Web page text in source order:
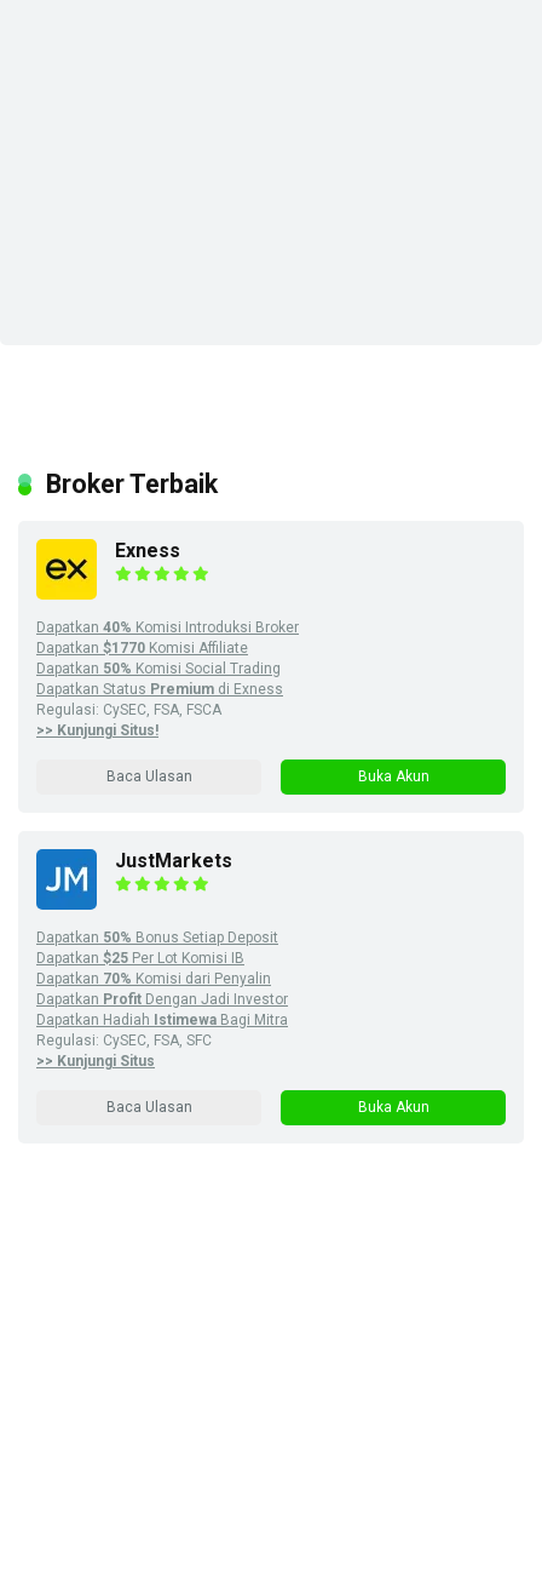
Broker Terbaik
Exness
Dapatkan 40% Komisi Introduksi Broker
Dapatkan $1770 Komisi Affiliate
Dapatkan 50% Komisi Social Trading
Dapatkan Status Premium di Exness
Regulasi: CySEC, FSA, FSCA
>> Kunjungi Situs!
Baca Ulasan Buka Akun
JustMarkets
Dapatkan 50% Bonus Setiap Deposit
Dapatkan $25 Per Lot Komisi IB
Dapatkan 70% Komisi dari Penyalin
Dapatkan Profit Dengan Jadi Investor
Dapatkan Hadiah Istimewa Bagi Mitra
Regulasi: CySEC, FSA, SFC
>> Kunjungi Situs
Baca Ulasan Buka Akun